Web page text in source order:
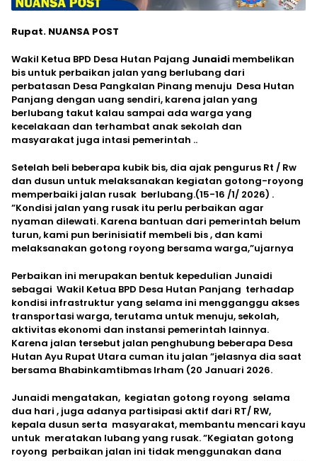
Rupat. NUANSA POST
Wakil Ketua BPD Desa Hutan Pajang Junaidi membelikan
bis untuk perbaikan jalan yang berlubang dari
perbatasan Desa Pangkalan Pinang menuju Desa Hutan
Panjang dengan uang sendiri, karena jalan yang
berlubang takut kalau sampai ada warga yang
kecelakaan dan terhambat anak sekolah dan
masyarakat juga intasi pemerintah ..
Setelah beli beberapa kubik bis, dia ajak pengurus Rt / Rw
dan dusun untuk melaksanakan kegiatan gotong-royong
memperbaiki jalan rusak berlubang.(15-16 /1/ 2026) .
”Kondisi jalan yang rusak itu perlu perbaikan agar
nyaman dilewati. Karena bantuan dari pemerintah belum
turun, kami pun berinisiatif membeli bis , dan kami
melaksanakan gotong royong bersama warga,”ujarnya
Perbaikan ini merupakan bentuk kepedulian Junaidi
sebagai Wakil Ketua BPD Desa Hutan Panjang terhadap
kondisi infrastruktur yang selama ini mengganggu akses
transportasi warga, terutama untuk menuju, sekolah,
aktivitas ekonomi dan instansi pemerintah lainnya.
Karena jalan tersebut jalan penghubung beberapa Desa
Hutan Ayu Rupat Utara cuman itu jalan ”jelasnya dia saat
bersama Bhabinkamtibmas Irham (20 Januari 2026.
Junaidi mengatakan, kegiatan gotong royong selama
dua hari , juga adanya partisipasi aktif dari RT/ RW,
kepala dusun serta masyarakat, membantu mencari kayu
untuk meratakan lubang yang rusak. ”Kegiatan gotong
royong perbaikan jalan ini tidak menggunakan dana